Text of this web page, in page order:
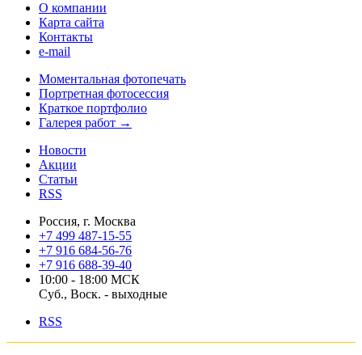
О компании
Карта сайта
Контакты
e-mail
Моментальная фотопечать
Портретная фотосессия
Краткое портфолио
Галерея работ →
Новости
Акции
Статьи
RSS
Россия, г. Москва
+7 499 487-15-55
+7 916 684-56-76
+7 916 688-39-40
10:00 - 18:00 МСК
Суб., Воск. - выходные
RSS